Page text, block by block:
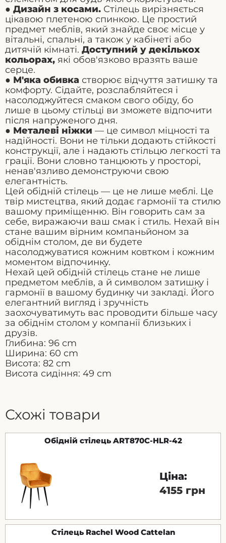
● Дизайн з косами. Стілець вирізняється
цікавою плетеною спинкою. Це простий
предмет меблів, який знайде своє місце у
вітальні, спальні, а також у кабінеті або
дитячій кімнаті. Доступний у декількох
кольорах, які обов'язково вразять ваше
серце.
● М'яка обивка створює відчуття затишку та
комфорту. Сідайте, розслабляйтеся і
насолоджуйтеся смаком свого обіду, бо
лише в цьому стільці ви зможете відпочити
після напруженого дня.
● Металеві ніжки — це символ міцності та
надійності. Вони не тільки додають стійкості
конструкції, але і надають стільцю легкості та
грації. Вони словно танцюють у просторі,
ненав'язливо демонструючи свою
елегантність.
Цей обідній стілець — це не лише меблі. Це
твір мистецтва, який додає гармонії та стилю
вашому приміщенню. Він говорить сам за
себе, виражаючи ваш смак і стиль. Нехай він
стане вашим вірним компаньйоном за
обіднім столом, де ви будете
насолоджуватися кожним ковтком і кожним
моментом відпочинку.
Нехай цей обідній стілець стане не лише
предметом меблів, а й символом затишку і
гармонії в вашому будинку чи закладі. Його
елегантний вигляд і зручність
заохочуватимуть вас проводити більше часу
за обіднім столом у компанії близьких і
друзів.
Глибина: 96 cm
Ширина: 60 cm
Висота: 82 cm
Висота сидіння: 49 cm
Схожі товари
Обідній стілець ART870C-HLR-42
Ціна:
4155 грн
Стілець Rachel Wood Cattelan